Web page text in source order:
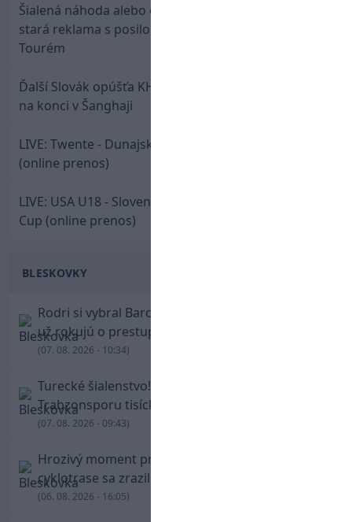
Šialená náhoda alebo osud? Našla sa 11 rokov
stará reklama s posilou Slovana a trénerom
Tourém
Ďalší Slovák opúšťa KHL. Patrik Rybár sa dohodol
na konci v Šanghaji
LIVE: Twente - Dunajská Streda / Konferenčná liga
(online prenos)
LIVE: USA U18 - Slovensko U18 / Hlinka-Gretzky
Cup (online prenos)
BLESKOVKY
Rodri si vybral Barcelonu a odmietol Real. Kluby
už rokujú o prestupovej čiastke
(07. 08. 2026 - 10:34)
Turecké šialenstvo! Salaha vítali na štadióne
Trabzonsporu tisícky fanúšikov
(07. 08. 2026 - 09:43)
Hrozivý moment pre Zdena Cháru! Na
cyklotrase sa zrazil s bežcom
(06. 08. 2026 - 16:05)